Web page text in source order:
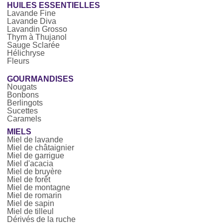
HUILES ESSENTIELLES
Lavande Fine
Lavande Diva
Lavandin Grosso
Thym à Thujanol
Sauge Sclarée
Hélichryse
Fleurs
GOURMANDISES
Nougats
Bonbons
Berlingots
Sucettes
Caramels
MIELS
Miel de lavande
Miel de châtaignier
Miel de garrigue
Miel d'acacia
Miel de bruyère
Miel de forêt
Miel de montagne
Miel de romarin
Miel de sapin
Miel de tilleul
Dérivés de la ruche